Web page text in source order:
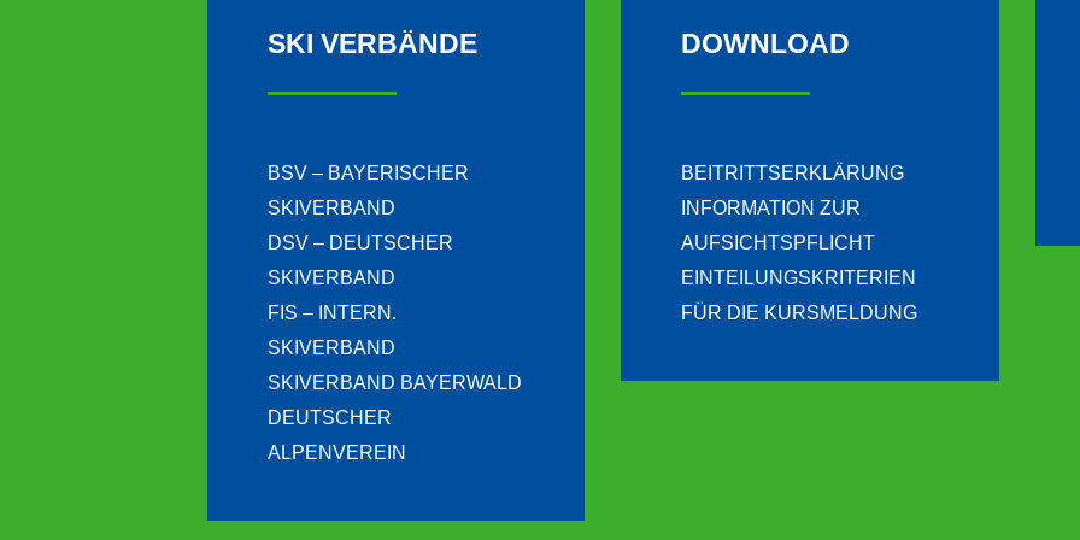
SKI VERBÄNDE
BSV – BAYERISCHER
SKIVERBAND
DSV – DEUTSCHER
SKIVERBAND
FIS – INTERN.
SKIVERBAND
SKIVERBAND BAYERWALD
DEUTSCHER
ALPENVEREIN
DOWNLOAD
BEITRITTSERKLÄRUNG
INFORMATION ZUR
AUFSICHTSPFLICHT
EINTEILUNGSKRITERIEN
FÜR DIE KURSMELDUNG